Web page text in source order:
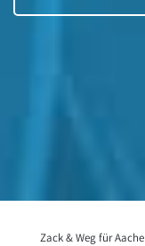
Zack & Weg für